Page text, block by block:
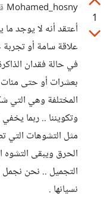
1
Mohamed_hosny
أعتقد أنه لا يوجد
علاقة سامة أو
في حالة فقدان
بعشرات أو حتى مئات
المختلفة وهي
وتكويننا .. ربما
مثل التشوهات
الحرق ويبقى
التجميل .. نحن نجمل
نسيانها .